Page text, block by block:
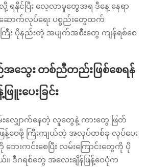
ရနိုင်ပြီး လေ့လာမှုတွေအရ ဒီနေ့ နေရာ
ောက်လုပ်ရေး ပစ္စည်းတွေထက်
ြီး ပိုနည်းတဲ့ အပျက်အစီးတွေ ကျန်ရစ်စေ
အသွေး တစ်ညီတည်းဖြစ်စေရန်
ြူးပေးခြင်း
းလျှောက်နေတဲ့ လူတွေနဲ့ ကားတွေ ဖြတ်
န့်ဝေဖို့ ကြီးကျယ်တဲ့ အလုပ်တစ်ခု လုပ်ပေး
းကင်းစေပြီး လမ်းကြောင်းတွေကို ပို
ဒီဂရစ်တွေ အလေးချိန်ဖြန့်ဝေပုံက